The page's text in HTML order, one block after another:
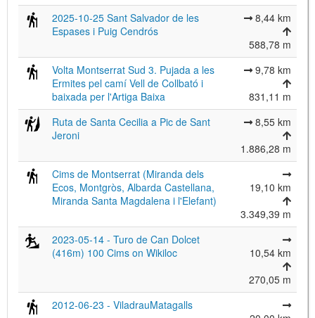
2025-10-25 Sant Salvador de les
Espases i Puig Cendrós
8,44 km
588,78 m
Volta Montserrat Sud 3. Pujada a les
Ermites pel camí Vell de Collbató i
baixada per l'Artiga Baixa
9,78 km
831,11 m
Ruta de Santa Cecilia a Pic de Sant
Jeroni
8,55 km
1.886,28 m
Cims de Montserrat (Miranda dels
Ecos, Montgròs, Albarda Castellana,
Miranda Santa Magdalena i l'Elefant)
19,10 km
3.349,39 m
2023-05-14 - Turo de Can Dolcet
(416m) 100 Cims on Wikiloc
10,54 km
270,05 m
2012-06-23 - ViladrauMatagalls